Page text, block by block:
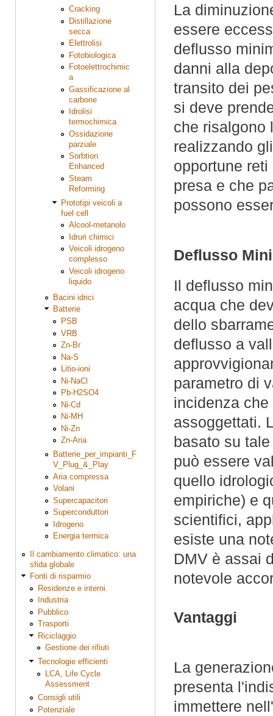
Cracking
Distillazione
secca
Elettrolisi
Fotobiologica
Fotoelettrochimic
a
Gassificazione al
carbone
Idrolisi
termochimica
Ossidazione
parziale
Sorbtion
Enhanced
Steam
Reforming
Prototipi veicoli a
fuel cell
Alcool-metanolo
Idruri chimici
Veicoli idrogeno
complesso
Veicoli idrogeno
liquido
Bacini idrici
Batterie
PSB
VRB
Zn-Br
Na-S
Litio-ioni
Ni-NaCl
Pb-H2SO4
Ni-Cd
Ni-MH
Ni-Zn
Zn-Aria
Batterie_per_impianti_F
V_Plug_&_Play
Aria compressa
Volani
Supercapacitori
Superconduttori
Idrogeno
Energia termica
Il cambiamento climatico: una
sfida globale
Fonti di risparmio
Residenze e interni
Industria
Pubblico
Trasporti
Riciclaggio
Gestione dei rifiuti
Tecnologie efficienti
LCA, Life Cycle
Assessment
Consigli utili
Potenziale
La
essere
deflusso
danni alla
transito dei
si deve
che risalgono
realizzando
opportune
presa e che
possono
Deflusso
Il deflusso
acqua che
dello
deflusso a
parametro di
incidenza
assoggettati.
basato su
può essere
quello
empiriche) e
scientifici,
esiste una
DMV è assai
notevole
Vantaggi
La
presenta
immettere